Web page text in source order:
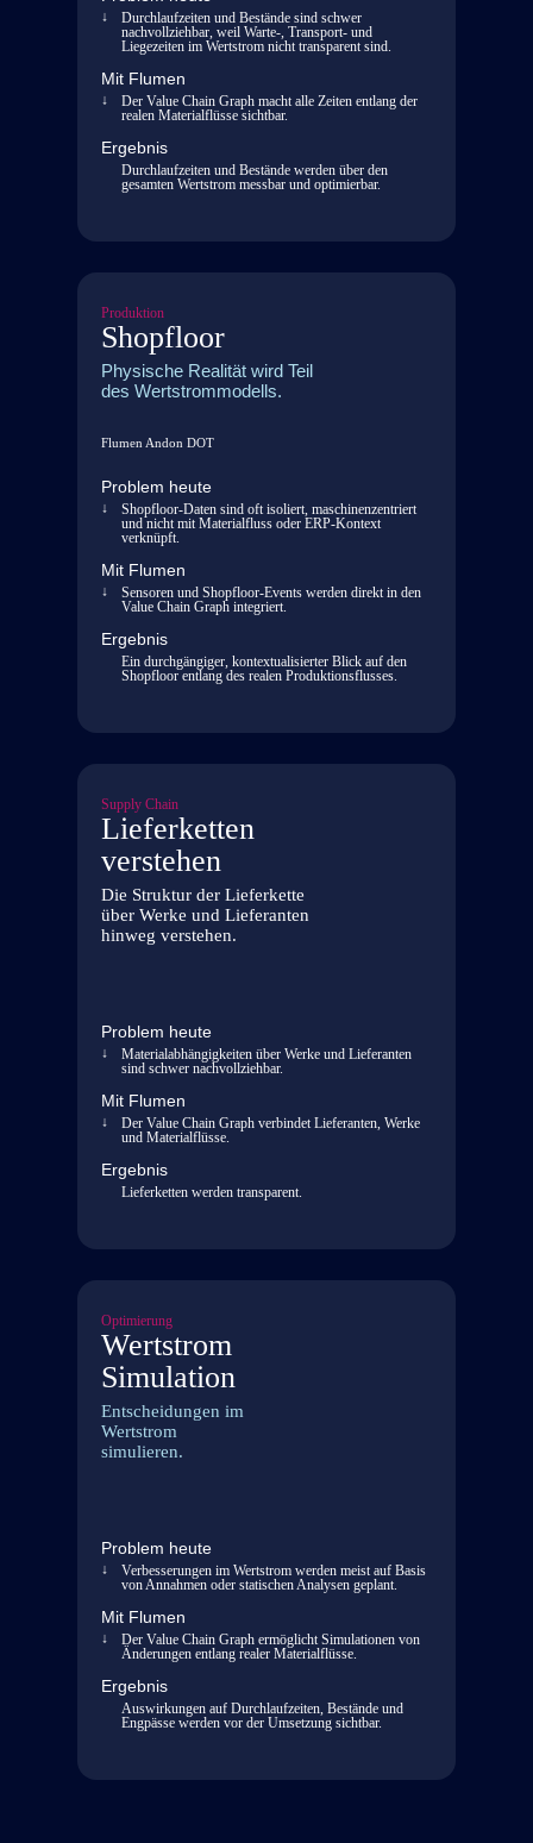
Durchlaufzeiten und Bestände sind schwer
nachvollziehbar, weil Warte-, Transport- und
Liegezeiten im Wertstrom nicht transparent sind.
Mit Flumen
Der Value Chain Graph macht alle Zeiten entlang der
realen Materialflüsse sichtbar.
Ergebnis
Durchlaufzeiten und Bestände werden über den
gesamten Wertstrom messbar und optimierbar.
Produktion
Shopfloor
Physische Realität wird Teil
des Wertstrommodells.
Flumen Andon DOT
Problem heute
Shopfloor-Daten sind oft isoliert, maschinenzentriert
und nicht mit Materialfluss oder ERP-Kontext
verknüpft.
Mit Flumen
Sensoren und Shopfloor-Events werden direkt in den
Value Chain Graph integriert.
Ergebnis
Ein durchgängiger, kontextualisierter Blick auf den
Shopfloor entlang des realen Produktionsflusses.
Supply Chain
Lieferketten
verstehen
Die Struktur der Lieferkette
über Werke und Lieferanten
hinweg verstehen.
Problem heute
Materialabhängigkeiten über Werke und Lieferanten
sind schwer nachvollziehbar.
Mit Flumen
Der Value Chain Graph verbindet Lieferanten, Werke
und Materialflüsse.
Ergebnis
Lieferketten werden transparent.
Optimierung
Wertstrom
Simulation
Entscheidungen im
Wertstrom
simulieren.
Problem heute
Verbesserungen im Wertstrom werden meist auf Basis
von Annahmen oder statischen Analysen geplant.
Mit Flumen
Der Value Chain Graph ermöglicht Simulationen von
Änderungen entlang realer Materialflüsse.
Ergebnis
Auswirkungen auf Durchlaufzeiten, Bestände und
Engpässe werden vor der Umsetzung sichtbar.